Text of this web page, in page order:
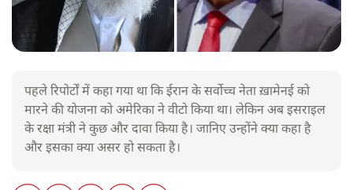
पहले रिपोर्टों में कहा गया था कि ईरान के सर्वोच्च नेता ख़ामेनई को
मारने की योजना को अमेरिका ने वीटो किया था। लेकिन अब इसराइल
के रक्षा मंत्री ने कुछ और दावा किया है। जानिए उन्होंने क्या कहा है
और इसका क्या असर हो सकता है।